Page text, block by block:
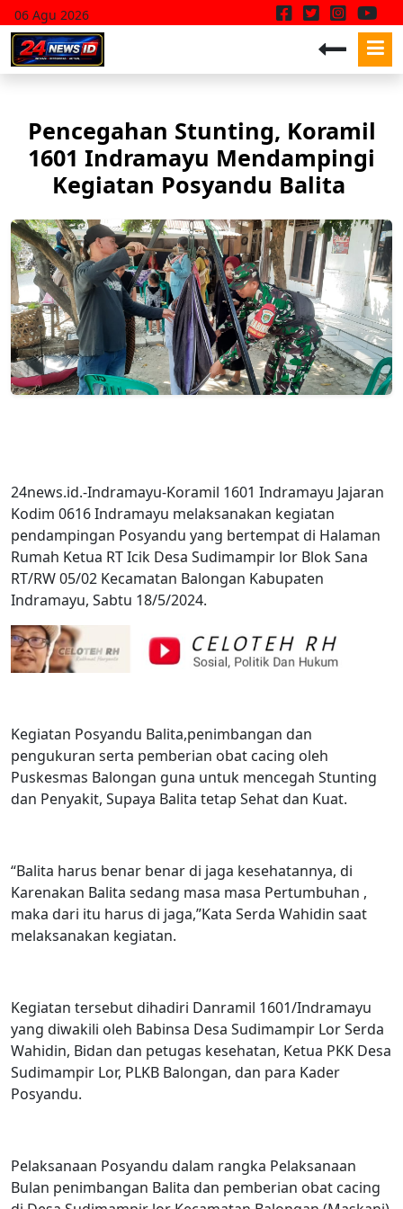
06 Agu 2026
Pencegahan Stunting, Koramil
1601 Indramayu Mendampingi
Kegiatan Posyandu Balita
24news.id.-Indramayu-Koramil 1601 Indramayu Jajaran
Kodim 0616 Indramayu melaksanakan kegiatan
pendampingan Posyandu yang bertempat di Halaman
Rumah Ketua RT Icik Desa Sudimampir lor Blok Sana
RT/RW 05/02 Kecamatan Balongan Kabupaten
Indramayu, Sabtu 18/5/2024.
Kegiatan Posyandu Balita,penimbangan dan
pengukuran serta pemberian obat cacing oleh
Puskesmas Balongan guna untuk mencegah Stunting
dan Penyakit, Supaya Balita tetap Sehat dan Kuat.
“Balita harus benar benar di jaga kesehatannya, di
Karenakan Balita sedang masa masa Pertumbuhan ,
maka dari itu harus di jaga,”Kata Serda Wahidin saat
melaksanakan kegiatan.
Kegiatan tersebut dihadiri Danramil 1601/Indramayu
yang diwakili oleh Babinsa Desa Sudimampir Lor Serda
Wahidin, Bidan dan petugas kesehatan, Ketua PKK Desa
Sudimampir Lor, PLKB Balongan, dan para Kader
Posyandu.
Pelaksanaan Posyandu dalam rangka Pelaksanaan
Bulan penimbangan Balita dan pemberian obat cacing